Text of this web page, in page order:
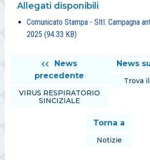
Allegati disponibili
Comunicato Stampa - SItI. Campagna
2025 (94.33 KB)
News
precedente
VIRUS RESPIRATORIO
SINCIZIALE
News
Trova
Torna a
Notizie